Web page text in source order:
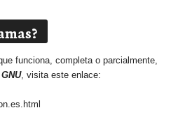
funciona, completa o parcialmente,
, visita este enlace: